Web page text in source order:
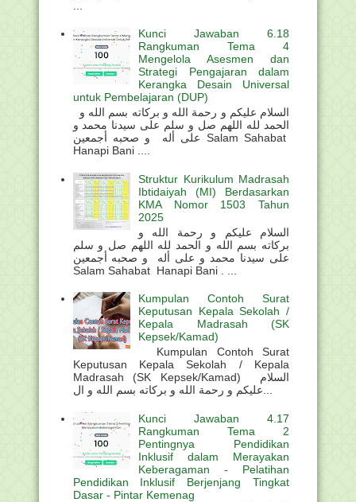
Kunci Jawaban 6.18
Rangkuman Tema 4
Mengelola Asesmen dan
Strategi Pengajaran dalam
Kerangka Desain Universal
untuk Pembelajaran (DUP)
الحمد لله اللهم صل و سلم على سيدنا محمد و
على أله و صحبه أجمعين Salam Sahabat
Hanapi Bani ....
Struktur Kurikulum Madrasah
Ibtidaiyah (MI) Berdasarkan
KMA Nomor 1503 Tahun
2025
السلام عليكم و رحمة الله و
بركاته بسم الله و الحمد لله اللهم صل و سلم
على سيدنا محمد و على أله و صحبه أجمعين
Salam Sahabat Hanapi Bani . ...
Kumpulan Contoh Surat
Keputusan Kepala Sekolah /
Kepala Madrasah (SK
Kepsek/Kamad)
Kumpulan Contoh Surat
Keputusan Kepala Sekolah / Kepala
Madrasah (SK Kepsek/Kamad) السلام
Kunci Jawaban 4.17
Rangkuman Tema 2
Pentingnya Pendidikan
Inklusif dalam Merayakan
Keberagaman - Pelatihan
Pendidikan Inklusif Berjenjang Tingkat
Dasar - Pintar Kemenag